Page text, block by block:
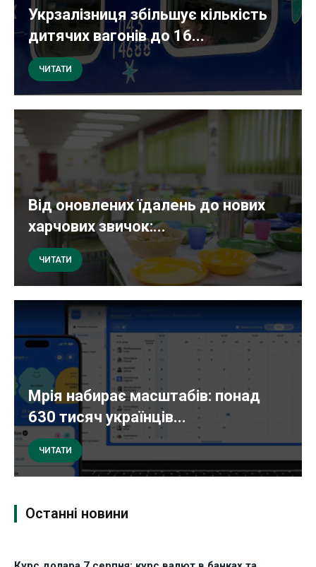
Укрзалізниця збільшує кількість
дитячих вагонів до 16...
ЧИТАТИ
Від оновлених їдалень до нових
харчових звичок:...
ЧИТАТИ
Мрія набирає масштабів: понад
630 тисяч українців...
ЧИТАТИ
Останні новини